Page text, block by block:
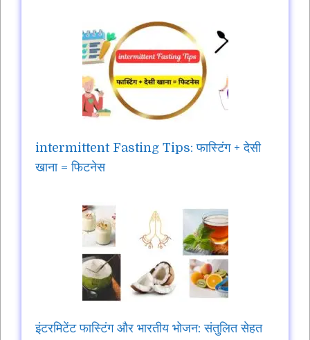
intermittent Fasting Tips: फास्टिंग + देसी
खाना = फिटनेस
इंटरमिटेंट फास्टिंग और भारतीय भोजन: संतुलित सेहत